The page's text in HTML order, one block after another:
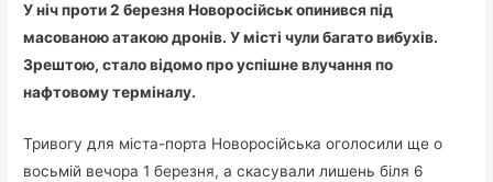
У ніч проти 2 березня Новоросійськ опинився під
масованою атакою дронів. У місті чули багато вибухів.
Зрештою, стало відомо про успішне влучання по
нафтовому терміналу.
Тривогу для міста-порта Новоросійська оголосили ще о
восьмій вечора 1 березня, а скасували лишень біля 6